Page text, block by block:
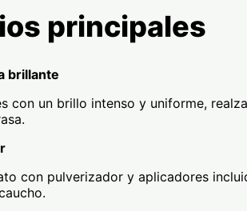
principales
brillante
con un brillo intenso y uniforme,
con pulverizador y aplicadores